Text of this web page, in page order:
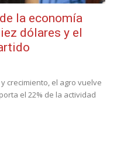
la economía
dólares y el
crecimiento, el agro vuelve
el 22% de la actividad